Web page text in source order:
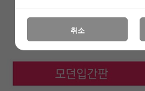
취소